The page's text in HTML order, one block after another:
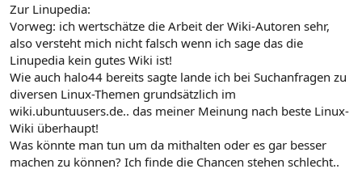
Zur Linupedia:
Vorweg: ich wertschätze die Arbeit der Wiki-Autoren sehr,
also versteht mich nicht falsch wenn ich sage das die
Linupedia kein gutes Wiki ist!
Wie auch halo44 bereits sagte lande ich bei Suchanfragen zu
diversen Linux-Themen grundsätzlich im
wiki.ubuntuusers.de.. das meiner Meinung nach beste Linux-
Wiki überhaupt!
Was könnte man tun um da mithalten oder es gar besser
machen zu können? Ich finde die Chancen stehen schlecht..